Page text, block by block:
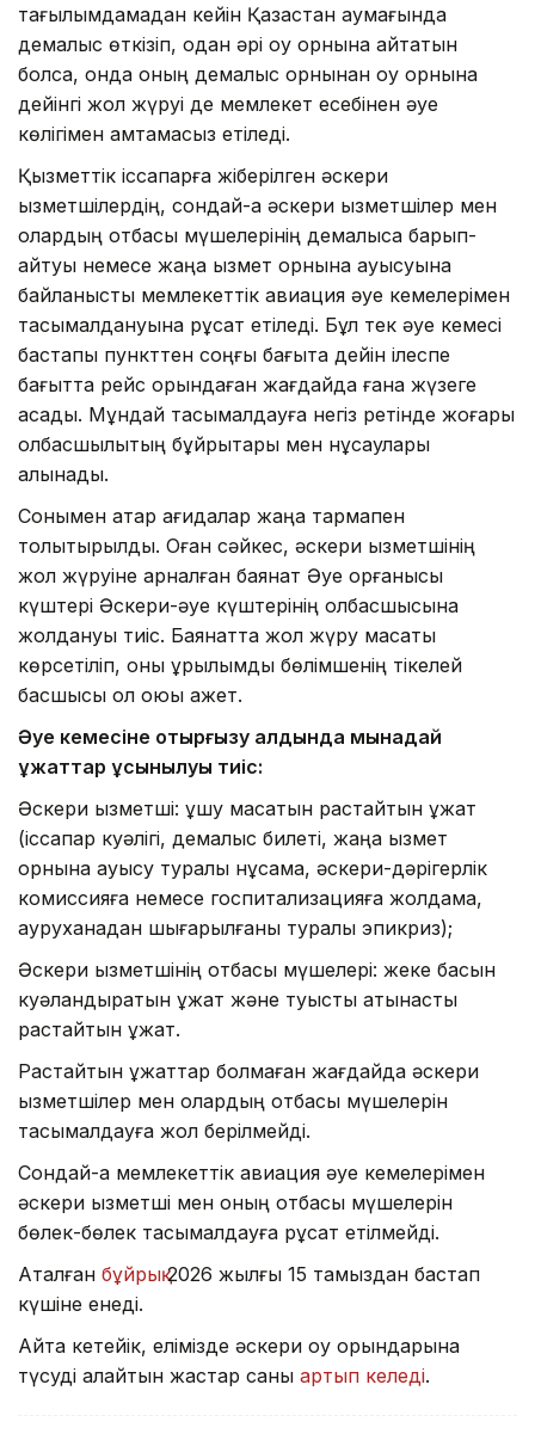
тағылымдамадан кейін Қазақстан аумағында
демалыс өткізіп, одан әрі оқу орнына қайтатын
болса, онда оның демалыс орнынан оқу орнына
дейінгі жол жүруі де мемлекет есебінен әуе
көлігімен қамтамасыз етіледі.
Қызметтік іссапарға жіберілген әскери
қызметшілердің, сондай-ақ әскери қызметшілер мен
олардың отбасы мүшелерінің демалысқа барып-
қайтуы немесе жаңа қызмет орнына ауысуына
байланысты мемлекеттік авиация әуе кемелерімен
тасымалдануына рұқсат етіледі. Бұл тек әуе кемесі
бастапқы пункттен соңғы бағытқа дейін ілеспе
бағытта рейс орындаған жағдайда ғана жүзеге
асады. Мұндай тасымалдауға негіз ретінде жоғары
қолбасшылықтың бұйрықтары мен нұсқаулары
алынады.
Сонымен қатар қағидалар жаңа тармақпен
толықтырылды. Оған сәйкес, әскери қызметшінің
жол жүруіне арналған баянат Әуе қорғанысы
күштері Әскери-әуе күштерінің қолбасшысына
жолдануы тиіс. Баянатта жол жүру мақсаты
көрсетіліп, оны құрылымдық бөлімшенің тікелей
басшысы қол қоюы қажет.
Әуе кемесіне отырғызу алдында мынадай
құжаттар ұсынылуы тиіс:
Әскери қызметші: ұшу мақсатын растайтын құжат
(іссапар куәлігі, демалыс билеті, жаңа қызмет
орнына ауысу туралы нұсқама, әскери-дәрігерлік
комиссияға немесе госпитализацияға жолдама,
ауруханадан шығарылғаны туралы эпикриз);
Әскери қызметшінің отбасы мүшелері: жеке басын
куәландыратын құжат және туыстық қатынасты
растайтын құжат.
Растайтын құжаттар болмаған жағдайда әскери
қызметшілер мен олардың отбасы мүшелерін
тасымалдауға жол берілмейді.
Сондай-ақ мемлекеттік авиация әуе кемелерімен
әскери қызметші мен оның отбасы мүшелерін
бөлек-бөлек тасымалдауға рұқсат етілмейді.
Аталған бұйрық2026 жылғы 15 тамыздан бастап
күшіне енеді.
Айта кетейік, елімізде әскери оқу орындарына
түсуді қалайтын жастар саны артып келеді.